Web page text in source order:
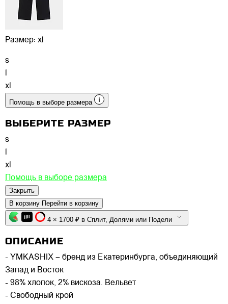
Размер: xl
s
xl
Помощь в выборе размера
ВЫБЕРИТЕ РАЗМЕР
s
l
xl
Помощь в выборе размера
Закрыть
В корзину Перейти в корзину
4 × 1700 ₽ в Сплит, Долями или Подели
ОПИСАНИЕ
- YMKASHIX – бренд из Екатеринбурга, объединяющий
Запад и Восток
- 98% хлопок, 2% вискоза. Вельвет
- Свободный крой